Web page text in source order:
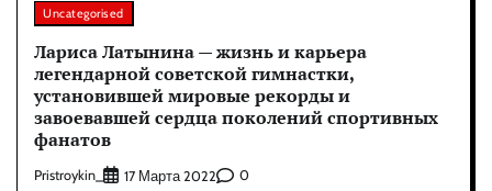
Uncategorised
Лариса Латынина — жизнь и карьера
легендарной советской гимнастки,
установившей мировые рекорды и
завоевавшей сердца поколений спортивных
фанатов
Pristroykin_ 17 Марта 2022 0